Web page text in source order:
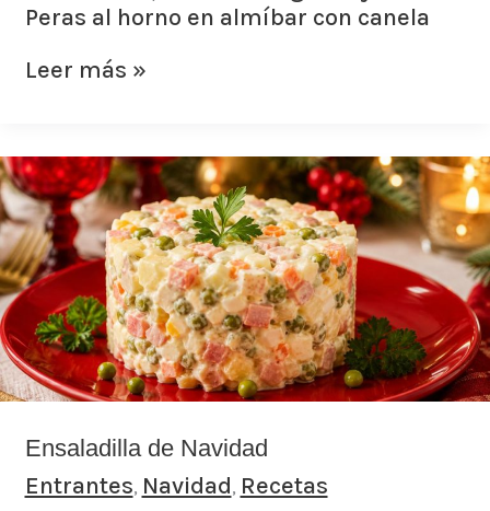
Peras al horno en almíbar con canela
Leer más »
Ensaladilla de Navidad
Entrantes, Navidad, Recetas
Ensaladilla
de
Navidad